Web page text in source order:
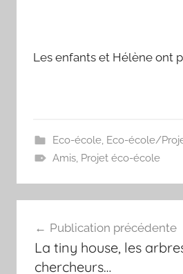
Les enfants et Hélène ont
Eco-école, Eco-école/
Amis, Projet éco-école
de
l’article
Publication précédente
La tiny house, les
chercheurs…